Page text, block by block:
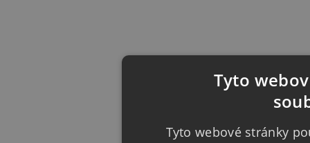
Tyto
Tyto webové stránky